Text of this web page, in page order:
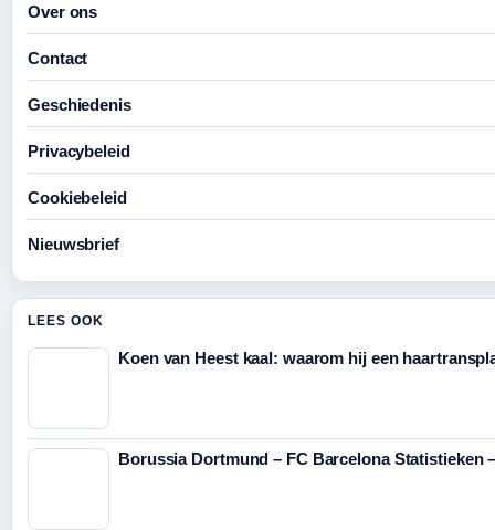
Over ons
Contact
Geschiedenis
Privacybeleid
Cookiebeleid
Nieuwsbrief
LEES OOK
Koen van Heest kaal: waarom hij een
Borussia Dortmund – FC Barcelona Statistieken